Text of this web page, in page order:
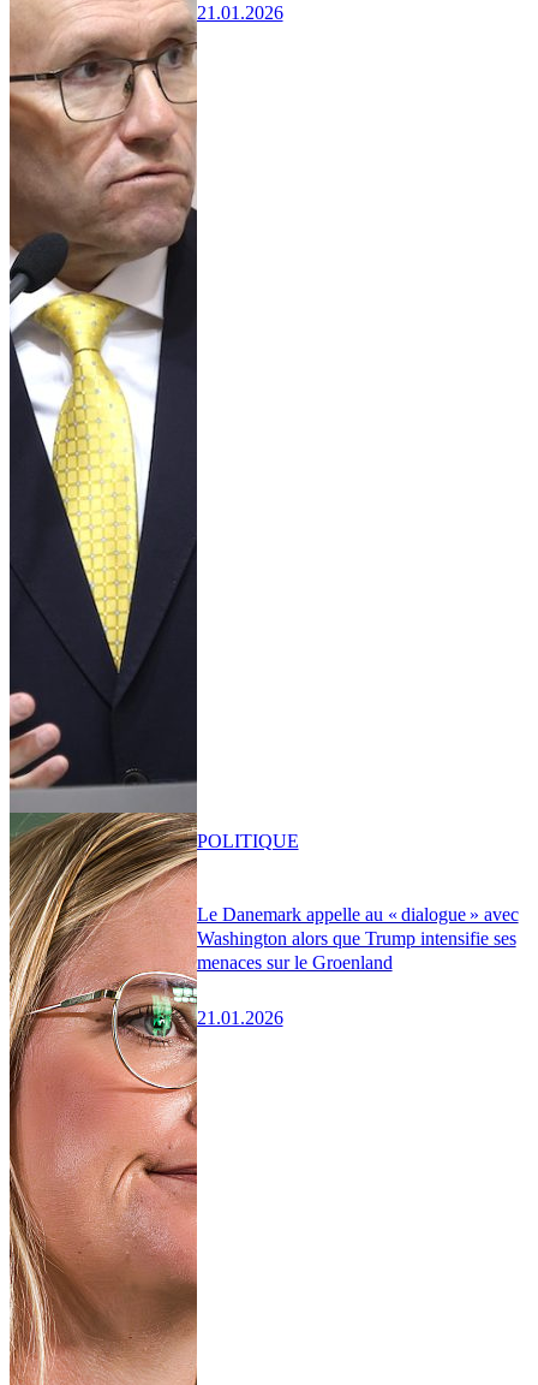
21.01.2026
Le Danemark appelle au « dialogue » avec
Washington alors que Trump intensifie ses
menaces sur le Groenland
21.01.2026
POLITIQUE